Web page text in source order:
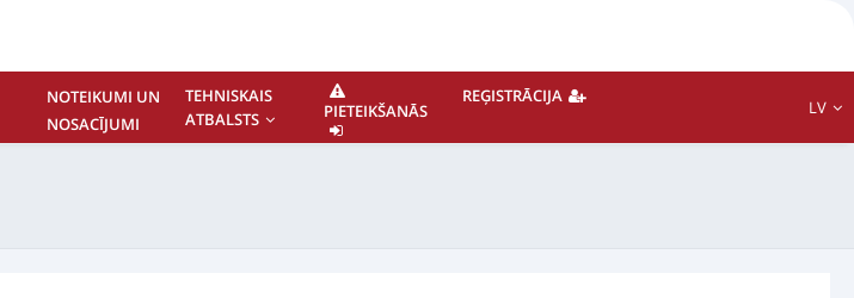
NOTEIKUMI UN
NOSACĪJUMI
TEHNISKAIS
ATBALSTS
PIETEIKŠANĀS
REĢISTRĀCIJA
LV